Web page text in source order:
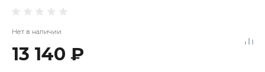
Нет в наличии
13 140 ₽